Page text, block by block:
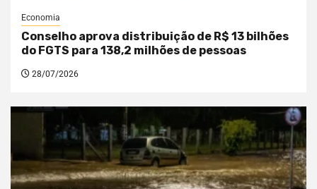
Economia
Conselho aprova distribuição de R$ 13 bilhões
do FGTS para 138,2 milhões de pessoas
28/07/2026